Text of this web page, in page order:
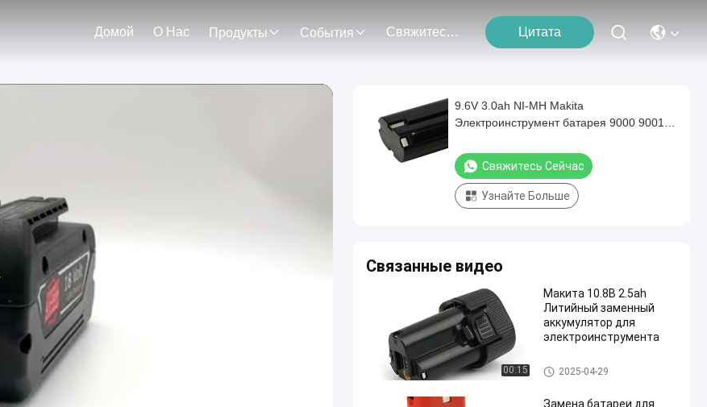
Домой О Нас Продукты События Свяжитесь С Нами Цитата
9.6V 3.0ah NI-MH Makita
Электроинструмент батарея 9000 9001
Свяжитесь Сейчас
Узнайте Больше
Связанные видео
00:15
Макита 10.8В 2.5ah
Литийный заменный
аккумулятор для
электроинструмента
Аккумулятор для электроинс
трумента Makita
2025-04-29
Замена батареи для